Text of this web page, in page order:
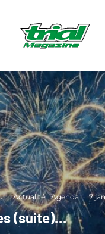
· Actualité Agenda · 7
(suite)…